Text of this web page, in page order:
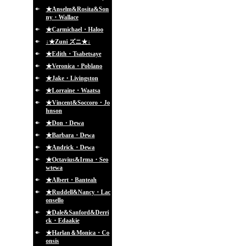
★Anselm&Rosita&Son
ny・Wallace
★Carmichael・Haloo
↓★Zuni ズニ★↓
★Edith・Tsabetsaye
★Veronica・Poblano
★Jake・Livingston
★Lorraine・Waatsa
★Vincent&Soccoro・Jo
hnson
★Don・Dewa
★Barbara・Dewa
★Andrick・Dewa
★Octavius&Irma・Seo
wtewa
★Albert・Banteah
★Ruddell&Nancy・Lac
onsello
★Dale&Sanford&Derri
ck・Edaakie
★Harlan＆Monica・Co
onsis